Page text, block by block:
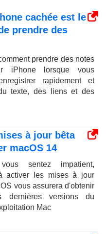
cachée est le
prendre des
prendre des notes
iPhone lorsque vous
rapidement et
texte, des liens et des
à jour bêta
macOS 14
sentez impatient,
activer les mises à jour
vous assurera d'obtenir
dernières versions du
Mac